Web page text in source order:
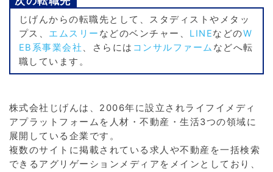
じげんからの転職先として、スタディストやメタッ
プス、 エムスリー などのベンチャー、 LINEなどのW
EB系事業会社 、さらには コンサルファーム などへ転
職しています。
株式会社じげんは、2006年に設立されライフイメディ
アプラットフォームを人材・不動産・生活3つの領域に
展開している企業です。
複数のサイトに掲載されている求人や不動産を一括検索
できるアグリゲーションメディアをメインとしており、